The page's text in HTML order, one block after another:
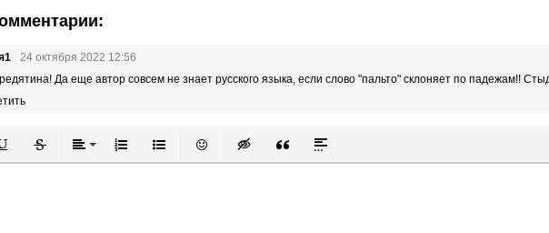
24 октября 2022 12:56
Да еще автор совсем не знает русского языка, если слово "пальто" склоняет по падежам!!
ЗачеркнутыйВыравнивание
Нумерованный список
Маркированный список
Вставить смайлик
Вставка скрытого текста
Вставка цитаты
Вставка спойлера